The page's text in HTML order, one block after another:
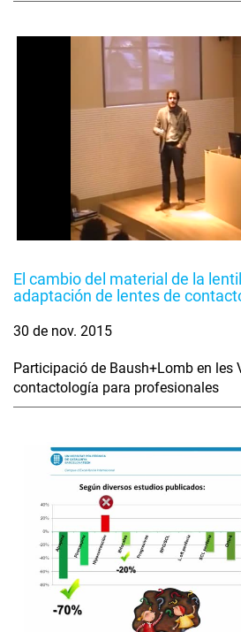
El cambio del material de la
adaptación de lentes de
30 de nov. 2015
Participació de Baush+Lomb en les
contactología para profesionales